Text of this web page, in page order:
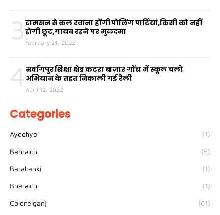
3 टामसन से कल रवाना होंगी पोलिंग पार्टियां,किसी को नहीं
होगी छूट,गायब रहने पर मुकदमा
February 24, 2022
4 सर्वांगपुर शिक्षा क्षेत्र कटरा बाज़ार गोंडा में स्कूल चलो
अभियान के तहत निकाली गई रैली
April 12, 2022
Categories
Ayodhya (1)
Bahraich (5)
Barabanki (1)
Bharaich (1)
Colonelganj (61)